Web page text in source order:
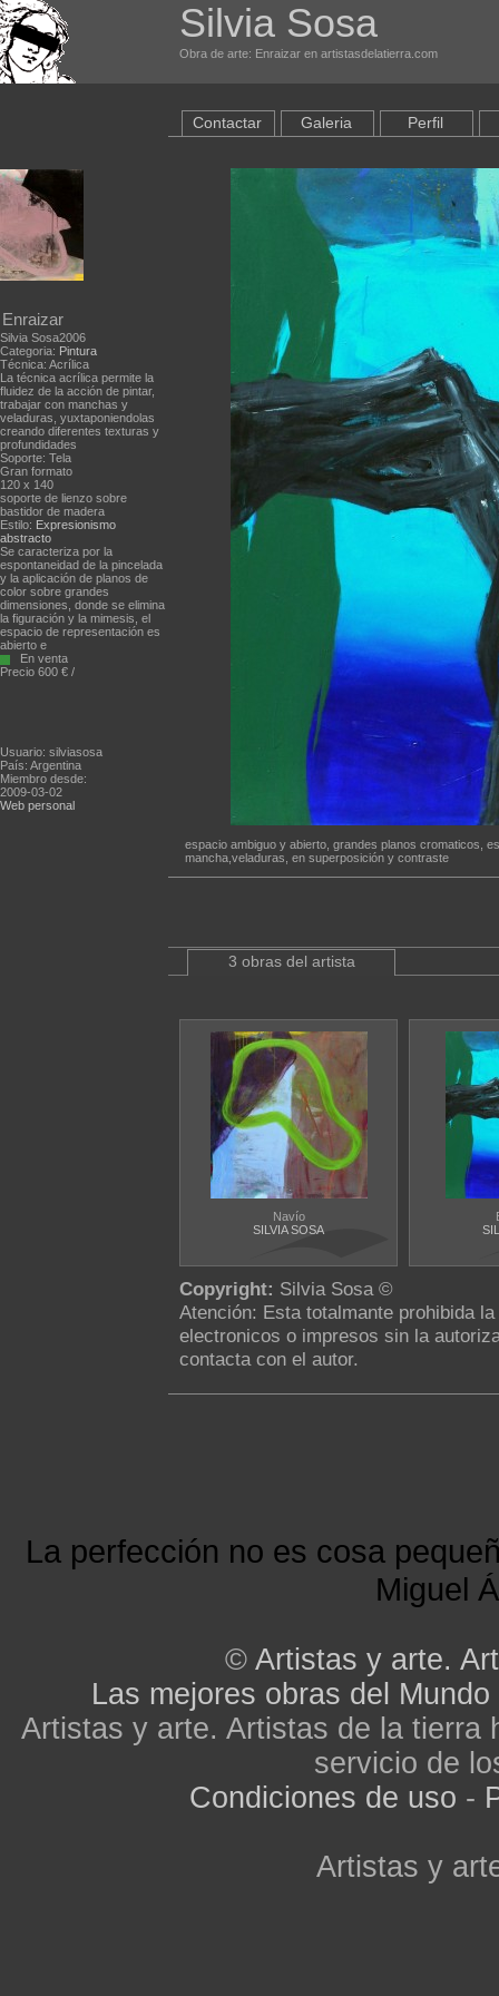
Silvia Sosa
Obra de arte: Enraizar en artistasdelatierra.com
Enraizar
Silvia Sosa2006
Categoria: Pintura
Técnica: Acrílica
La técnica acrílica permite la
fluidez de la acción de pintar,
trabajar con manchas y
veladuras, yuxtaponiendolas
creando diferentes texturas y
profundidades
Soporte: Tela
Gran formato
120 x 140
soporte de lienzo sobre
bastidor de madera
Estilo: Expresionismo
abstracto
Se caracteriza por la
espontaneidad de la pincelada
y la aplicación de planos de
color sobre grandes
dimensiones, donde se elimina
la figuración y la mimesis, el
espacio de representación es
abierto e
En venta
Precio 600 € /
Usuario: silviasosa
País: Argentina
Miembro desde:
2009-03-02
Web personal
Contactar Galeria Perfil
espacio ambiguo y abierto, grandes planos cromaticos,
mancha,veladuras, en superposición y contraste
3 obras del artista
Navío
SILVIA SOSA
Copyright: Silvia Sosa ©
Atención: Esta totalmante prohibida
electronicos o impresos sin la
contacta con el autor.
La perfección no es cosa
Miguel
© Artistas y arte.
Las mejores obras del Mundo
Artistas y arte. Artistas de la tierra
servicio de
Condiciones de uso -
Artistas y